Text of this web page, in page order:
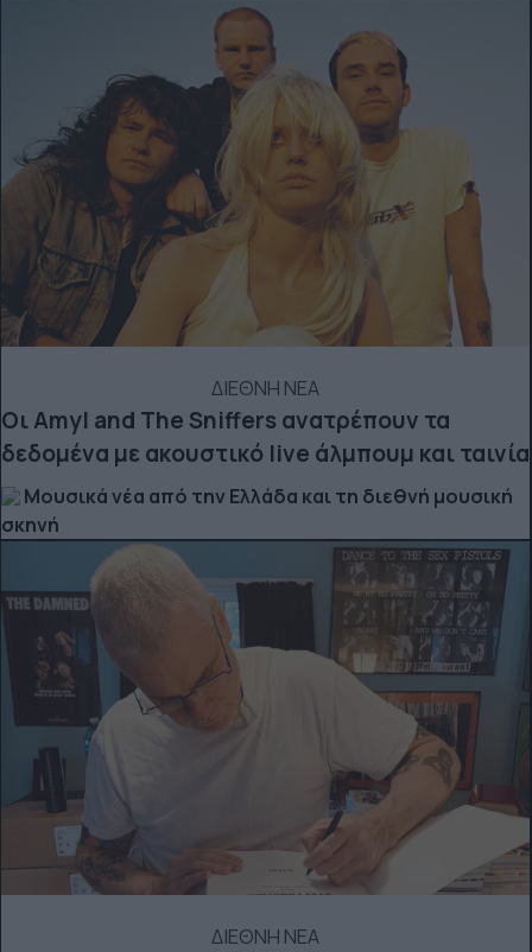
ΔΙΕΘΝΗ ΝΕΑ
Οι Amyl and The Sniffers ανατρέπουν τα
δεδομένα με ακουστικό live άλμπουμ και ταινία
Μουσικά νέα από την Ελλάδα και τη διεθνή μουσική
σκηνή
ΔΙΕΘΝΗ ΝΕΑ